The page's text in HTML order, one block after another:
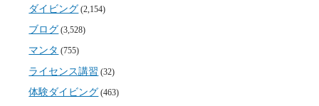
ダイビング (2,154)
ブログ (3,528)
マンタ (755)
ライセンス講習 (32)
体験ダイビング (463)